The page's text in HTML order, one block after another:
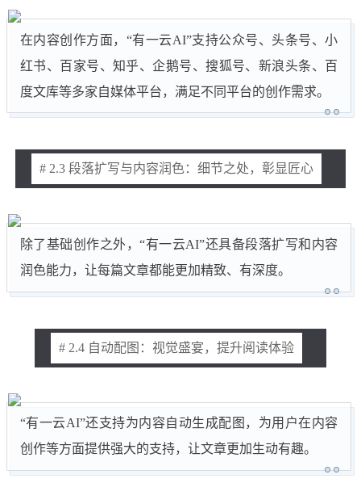
在内容创作方面，“有一云AI”支持公众号、头条号、小
红书、百家号、知乎、企鹅号、搜狐号、新浪头条、百
度文库等多家自媒体平台，满足不同平台的创作需求。
# 2.3 段落扩写与内容润色：细节之处，彰显匠心
除了基础创作之外，“有一云AI”还具备段落扩写和内容
润色能力，让每篇文章都能更加精致、有深度。
# 2.4 自动配图：视觉盛宴，提升阅读体验
“有一云AI”还支持为内容自动生成配图，为用户在内容
创作等方面提供强大的支持，让文章更加生动有趣。